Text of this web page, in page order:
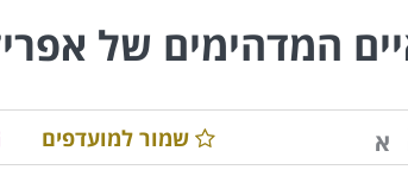
א שמור למועדפים